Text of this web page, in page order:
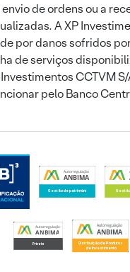
de ordens ou a
A XP
por danos sofridos
de serviços
CCTVM
pelo Banco